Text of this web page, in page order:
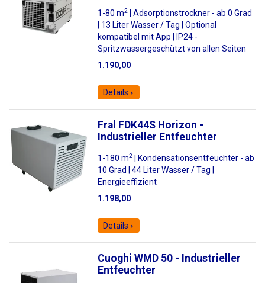
1-80 m2
| Adsorptionstrockner - ab 0 Grad
| 13 Liter Wasser / Tag | Optional
kompatibel mit App | IP24 -
Spritzwassergeschützt von allen Seiten
1.190,00
Details
Fral FDK44S Horizon -
Industrieller Entfeuchter
1-180 m2
| Kondensationsentfeuchter - ab
10 Grad | 44 Liter Wasser / Tag |
Energieeffizient
1.198,00
Details
Cuoghi WMD 50 - Industrieller
Entfeuchter